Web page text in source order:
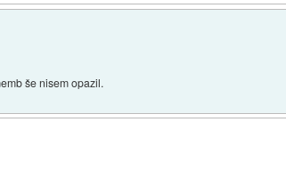
še nisem opazil.